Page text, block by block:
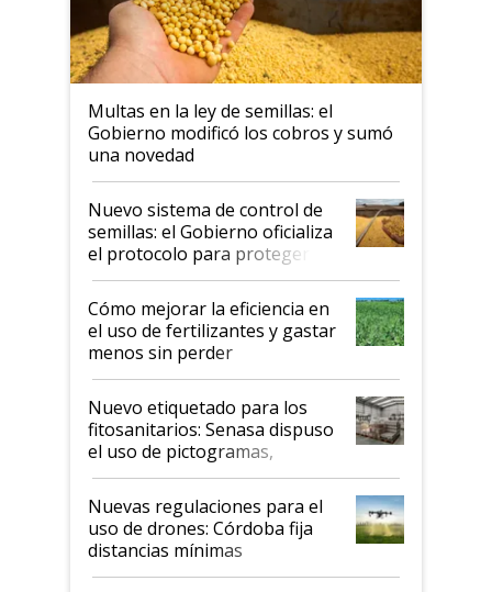
Multas en la ley de semillas: el
Gobierno modificó los cobros y sumó
una novedad
Nuevo sistema de control de
semillas: el Gobierno oficializa
el protocolo para proteger la
propiedad intelectual
Cómo mejorar la eficiencia en
el uso de fertilizantes y gastar
menos sin perder
productividad en la campaña
fina
Nuevo etiquetado para los
fitosanitarios: Senasa dispuso
el uso de pictogramas,
palabras de advertencia e
indicaciones
Nuevas regulaciones para el
uso de drones: Córdoba fija
distancias mínimas